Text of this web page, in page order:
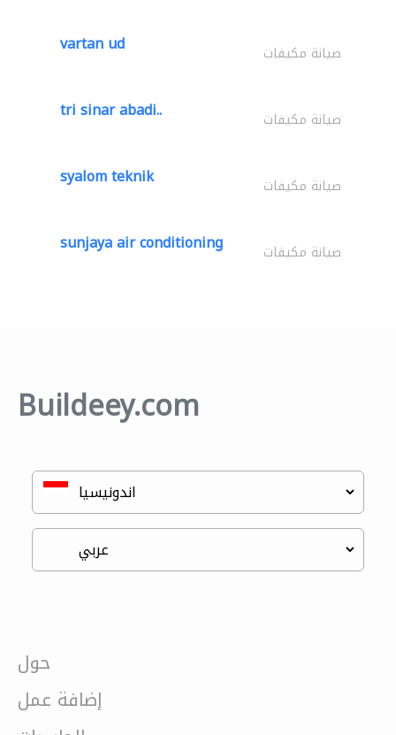
vartan ud صيانة مكيفات
tri sinar abadi.. صيانة مكيفات
syalom teknik صيانة مكيفات
sunjaya air conditioning صيانة مكيفات
Buildeey.com
حول
إضافة عمل